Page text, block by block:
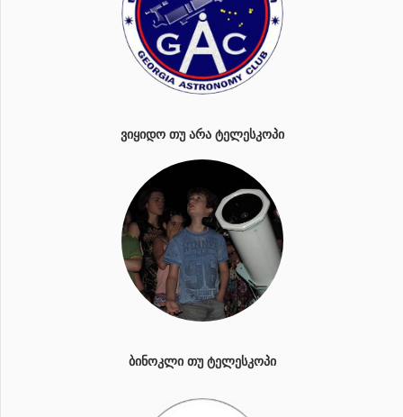
ᲕᲘᲧᲘᲓᲝ ᲗᲣ ᲐᲠᲐ ᲢᲔᲚᲔᲡᲙᲝᲞᲘ
ᲑᲘᲜᲝᲙᲚᲘ ᲗᲣ ᲢᲔᲚᲔᲡᲙᲝᲞᲘ